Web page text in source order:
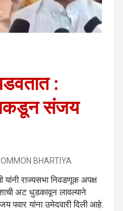
:
संजय
BHARTIYA
यांनी राज्यसभा निवडणूक अपक्ष
अट धुडकावून लावल्याने
पवार यांना उमेदवारी दिली आहे.